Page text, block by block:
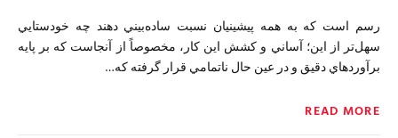
رسم است كه به همه پيشينيان نسبت ساده‌بيني دهند چه خودستايي
سهل‌تر از اين؛ آساني و كشش اين كار، مخصوصاً از آنجاست كه بر پايه
برآوردهاي دقيق و در عين حال ناتمامي قرار گرفته كه…
READ MORE